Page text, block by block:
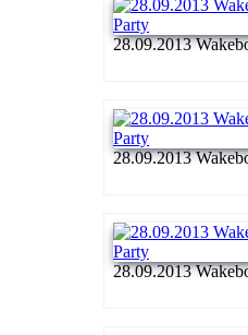
28.09.2013
28.09.2013
28.09.2013